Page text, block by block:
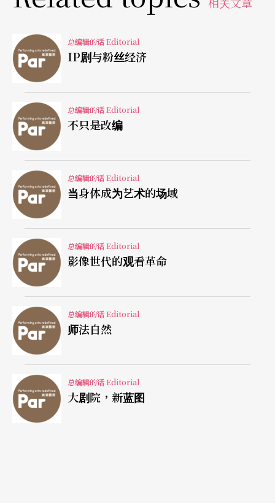
歌剧奇想与奇观。
最后，你知道当表演者在台上奋力演绎、尽力燃
烧，谦虚承接不绝于耳的如浪掌声时，在这看来荣
耀的外表下，他们的付出是否真的换取了等价的报
酬？本刊也趁著刚过的报税时节，大家对去年收入
记忆犹新的时候，在音乐、舞蹈、现代戏剧等三类
表演艺术领域中，各抽样查访了十名表演者的年度
收入状况，并从中再邀约一位愿意受访的人，谈谈
他们在现实世界中的经济情况与想法。
总编辑的话 Editorial
IP剧与粉丝经济
总编辑的话 Editorial
不只是改编
总编辑的话 Editorial
当身体成为艺术的场域
总编辑的话 Editorial
影像世代的观看革命
总编辑的话 Editorial
师法自然
总编辑的话 Editorial
大剧院，新蓝图